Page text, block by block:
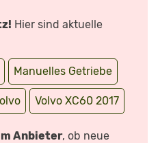
Hier sind aktuelle
Manuelles Getriebe
Volvo XC60 2017
Anbieter, ob neue